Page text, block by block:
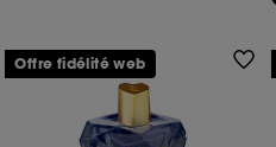
Offre fidélité web